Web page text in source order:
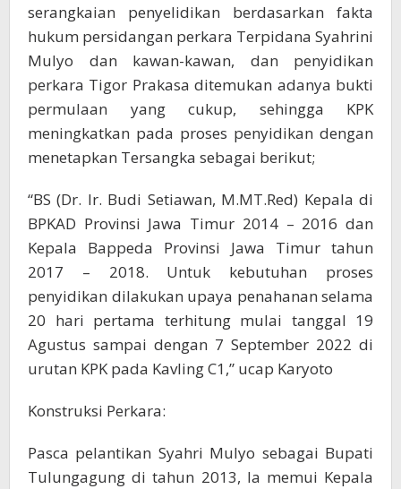
serangkaian penyelidikan berdasarkan fakta
hukum persidangan perkara Terpidana Syahrini
Mulyo dan kawan-kawan, dan penyidikan
perkara Tigor Prakasa ditemukan adanya bukti
permulaan yang cukup, sehingga KPK
meningkatkan pada proses penyidikan dengan
menetapkan Tersangka sebagai berikut;
“BS (Dr. Ir. Budi Setiawan, M.MT.Red) Kepala di
BPKAD Provinsi Jawa Timur 2014 – 2016 dan
Kepala Bappeda Provinsi Jawa Timur tahun
2017 – 2018. Untuk kebutuhan proses
penyidikan dilakukan upaya penahanan selama
20 hari pertama terhitung mulai tanggal 19
Agustus sampai dengan 7 September 2022 di
urutan KPK pada Kavling C1,” ucap Karyoto
Konstruksi Perkara:
Pasca pelantikan Syahri Mulyo sebagai Bupati
Tulungagung di tahun 2013, Ia memui Kepala